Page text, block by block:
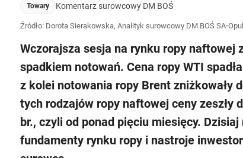
Towary Komentarz surowcowy DM BOŚ
Źródło: Dorota Sierakowska, Analityk surowcowy DM BOŚ SA•
Wczorajsza sesja na rynku ropy naftowej
spadkiem notowań. Cena ropy WTI
z kolei notowania ropy Brent zniżkowały
tych rodzajów ropy naftowej ceny zeszły
br., czyli od ponad pięciu miesięcy.
fundamenty rynku ropy i nastroje